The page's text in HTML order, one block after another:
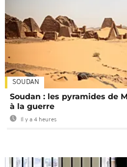
SOUDAN
Soudan : les pyramides de
à la guerre
Il y a 4 heures